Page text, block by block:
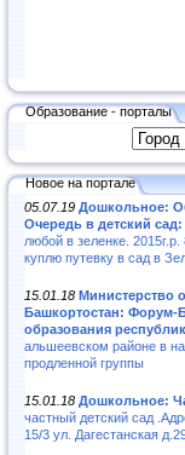
Образование - порталы
Новое на портале
05.07.19 Дошкольное:
Очередь в детский сад:
любой в зеленке.
куплю путевку в сад в
15.01.18 Министерство
Башкортостан: Форум-
образования
альшеевском районе в
продленной группы
15.01.18 Дошкольное:
частный детский сад
15/3 ул. Дагестанская д.29